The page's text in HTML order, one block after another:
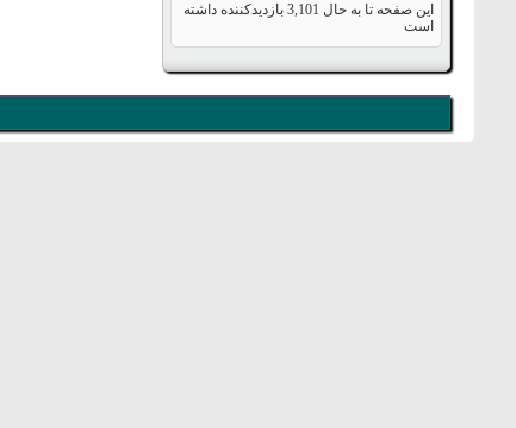
این صفحه تا به حال 3,101 بازدیدکننده داشته
است